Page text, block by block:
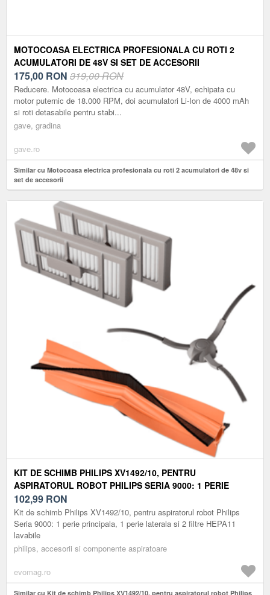
MOTOCOASA ELECTRICA PROFESIONALA CU ROTI 2
ACUMULATORI DE 48V SI SET DE ACCESORII
175,00 RON 319,00 RON
Reducere. Motocoasa electrica cu acumulator 48V, echipata cu
motor puternic de 18.000 RPM, doi acumulatori Li-Ion de 4000 mAh
si roti detasabile pentru stabi...
gave, gradina
gave.ro
Similar cu Motocoasa electrica profesionala cu roti 2 acumulatori de 48v si
set de accesorii
KIT DE SCHIMB PHILIPS XV1492/10, PENTRU
ASPIRATORUL ROBOT PHILIPS SERIA 9000: 1 PERIE
PRINCIPALA, 1 PERIE LATERALA SI 2 FILTRE HEPA11
LAVABILE
102,99 RON
Kit de schimb Philips XV1492/10, pentru aspiratorul robot Philips
Seria 9000: 1 perie principala, 1 perie laterala si 2 filtre HEPA11
lavabile
philips, accesorii si componente aspiratoare
evomag.ro
Similar cu Kit de schimb Philips XV1492/10, pentru aspiratorul robot Philips